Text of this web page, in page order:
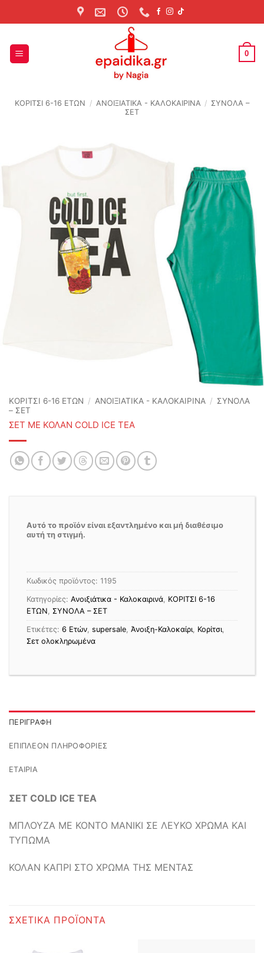
to
0
ΚΟΡΙΤΣΙ 6-16 ΕΤΩΝ / ΑΝΟΙΞΙΆΤΙΚΑ - ΚΑΛΟΚΑΙΡΙΝΆ / ΣΥΝΟΛΑ –
ΣΕΤ
ΚΟΡΙΤΣΙ 6-16 ΕΤΩΝ / ΑΝΟΙΞΙΆΤΙΚΑ - ΚΑΛΟΚΑΙΡΙΝΆ / ΣΥΝΟΛΑ
– ΣΕΤ
ΣΕΤ ΜΕ ΚΟΛΑΝ COLD ICE TEA
Αυτό το προϊόν είναι εξαντλημένο και μή διαθέσιμο
αυτή τη στιγμή.
Κωδικός προϊόντος: 1195
Κατηγορίες: Ανοιξιάτικα - Καλοκαιρινά ΚΟΡΙΤΣΙ 6-16
ΕΤΩΝ ΣΥΝΟΛΑ – ΣΕΤ
Ετικέτες: 6 Ετών supersale Άνοιξη-Καλοκαίρι Κορίτσι
Σετ ολοκληρωμένα
ΠΕΡΙΓΡΑΦΉ
ΕΠΙΠΛΈΟΝ ΠΛΗΡΟΦΟΡΊΕΣ
ΕΤΑΙΡΊΑ
ΣΕΤ COLD ICE TEA
ΜΠΛΟΥΖΑ ΜΕ ΚΟΝΤΟ ΜΑΝΙΚΙ ΣΕ ΛΕΥΚΟ ΧΡΩΜΑ ΚΑΙ
ΤΥΠΩΜΑ
ΚΟΛΑΝ ΚΑΠΡΙ ΣΤΟ ΧΡΩΜΑ ΤΗΣ ΜΕΝΤΑΣ
ΣΧΕΤΙΚΆ ΠΡΟΪΌΝΤΑ